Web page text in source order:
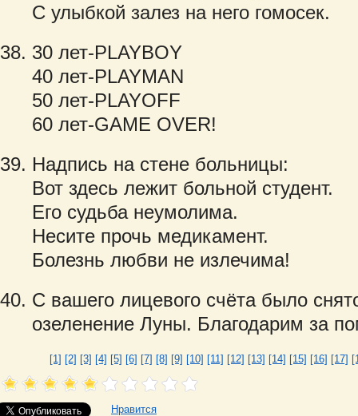
С улыбкой залез на него гомосек.
30 лет-PLAYBOY
40 лет-PLAYMAN
50 лет-PLAYOFF
60 лет-GAME OVER!
Надпись на стене больницы:
Вот здесь лежит больной студент.
Его судьба неумолима.
Несите прочь медикамент.
Болезнь любви не излечима!
С вашего лицевого счёта было
озеленение Луны. Благодарим за
[1] [2] [3] [4] [5] [6] [7] [8] [9] [10] [11] [12] [13] [14] [15] [16] [17]
Нравится